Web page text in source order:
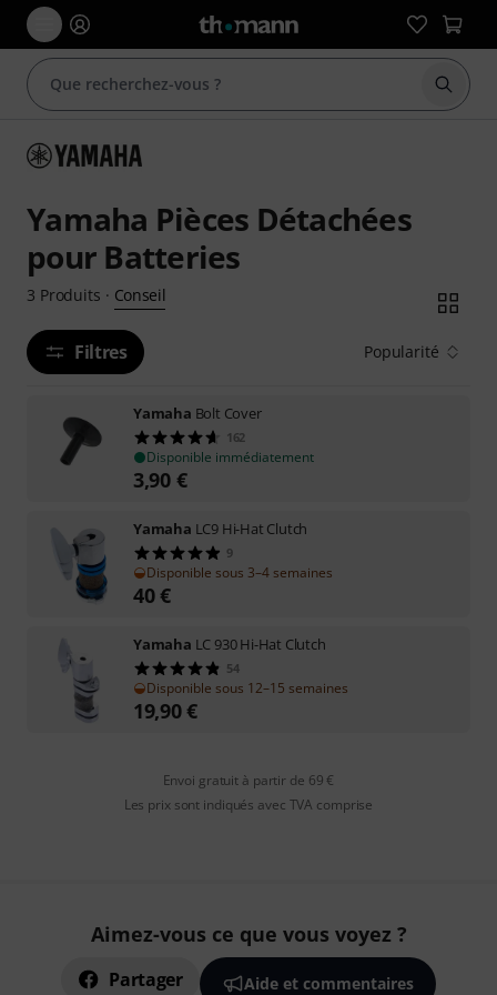
Yamaha Pièces Détachées
pour Batteries
3 Produits · Conseil
Filtres Popularité
Yamaha Bolt Cover
162
Disponible immédiatement
3,90 €
Yamaha LC9 Hi-Hat Clutch
9
Disponible sous 3–4 semaines
40€
Yamaha LC 930 Hi-Hat Clutch
54
Disponible sous 12–15 semaines
19,90€
Envoi gratuit à partir de 69 €
Les prix sont indiqués avec TVA comprise
Aimez-vous ce que vous voyez ?
Partager Aide et commentaires